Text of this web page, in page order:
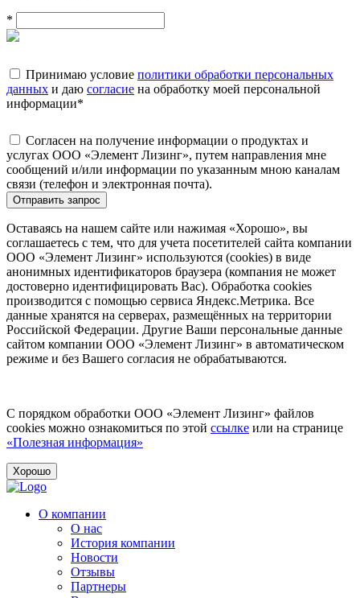
*
Принимаю условие политики обработки персональных
данных и даю согласие на обработку моей персональной
информации*
Согласен на получение информации о продуктах и
услугах ООО «Элемент Лизинг», путем направления мне
сообщений и/или информации по указанным мною каналам
связи (телефон и электронная почта).
Отправить запрос
Оставаясь на нашем сайте или нажимая «Хорошо», вы
соглашаетесь с тем, что для учета посетителей сайта компании
ООО «Элемент Лизинг» используются (cookies) в виде
анонимных идентификаторов браузера (компания не может
достоверно идентифицировать Вас). Обработка cookies
производится с помощью сервиса Яндекс.Метрика. Все
данные хранятся на серверах, размещённых на территории
Российской Федерации. Другие Ваши персональные данные
сайтом компании ООО «Элемент Лизинг» в автоматическом
режиме и без Вашего согласия не обрабатываются.
С порядком обработки ООО «Элемент Лизинг» файлов
cookies можно ознакомиться по этой ссылке или на странице
«Полезная информация»
Хорошо
О компании
О нас
История компании
Новости
Отзывы
Партнеры